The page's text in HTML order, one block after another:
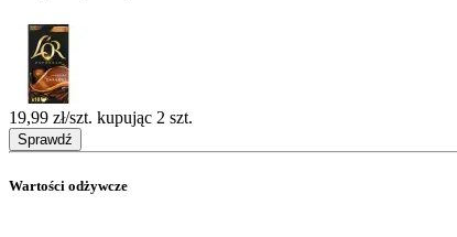
19,99 zł/szt. kupując 2 szt.
Sprawdź
Wartości odżywcze